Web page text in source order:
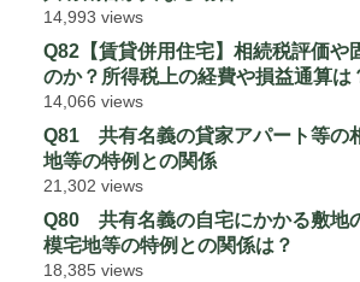
14,993 views
Q82【賃貸併用住宅】相続税評価や
のか？所得税上の経費や損益通算は
14,066 views
Q81 共有名義の貸家アパート等の
地等の特例との関係
21,302 views
Q80 共有名義の自宅にかかる敷地
模宅地等の特例との関係は？
18,385 views